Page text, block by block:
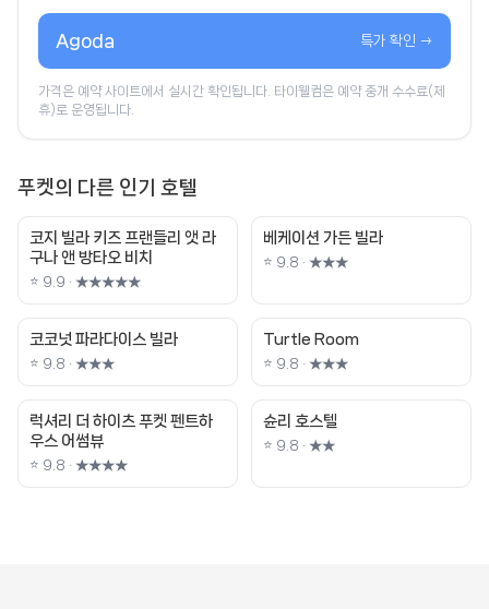
Agoda 특가 확인 →
가격은 예약 사이트에서 실시간 확인됩니다. 타이웰컴은 예약 중개 수수료(제
휴)로 운영됩니다.
푸켓의 다른 인기 호텔
코지 빌라 키즈 프랜들리 앳 라
구나 앤 방타오 비치
⭐ 9.9 · ★★★★★
베케이션 가든 빌라
⭐ 9.8 · ★★★
코코넛 파라다이스 빌라
⭐ 9.8 · ★★★
Turtle Room
⭐ 9.8 · ★★★
럭셔리 더 하이츠 푸켓 펜트하
우스 어썸뷰
⭐ 9.8 · ★★★★
슌리 호스텔
⭐ 9.8 · ★★